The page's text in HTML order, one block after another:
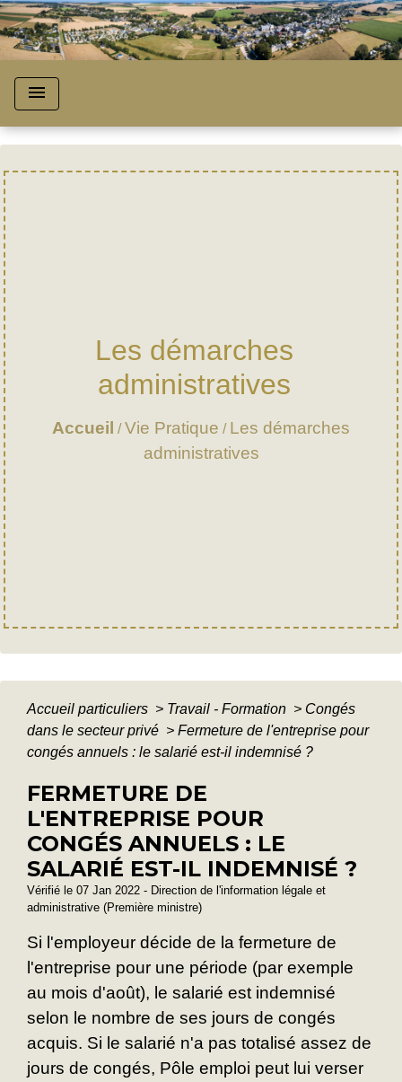
menu
Les démarches
administratives
Accueil /Vie Pratique / Les démarches
administratives
Accueil particuliers > Travail - Formation > Congés
dans le secteur privé > Fermeture de l'entreprise pour
congés annuels : le salarié est-il indemnisé ?
FERMETURE DE
L'ENTREPRISE POUR
CONGÉS ANNUELS : LE
SALARIÉ EST-IL INDEMNISÉ ?
Vérifié le 07 Jan 2022 - Direction de l'information légale et
administrative (Première ministre)
Si l'employeur décide de la fermeture de
l'entreprise pour une période (par exemple
au mois d'août), le salarié est indemnisé
selon le nombre de ses jours de congés
acquis. Si le salarié n'a pas totalisé assez de
jours de congés, Pôle emploi peut lui verser